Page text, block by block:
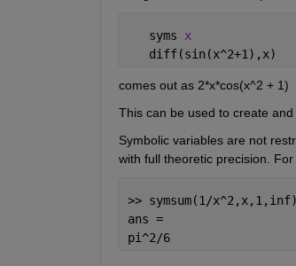
   syms
x
   diff(sin(x^2+1),x)
comes out as 2*x*cos(x^2 + 1)
This can be used to create
Symbolic variables are not
with full theoretic precision.
>> symsum(1/x^2,x,1,inf)
ans =
pi^2/6